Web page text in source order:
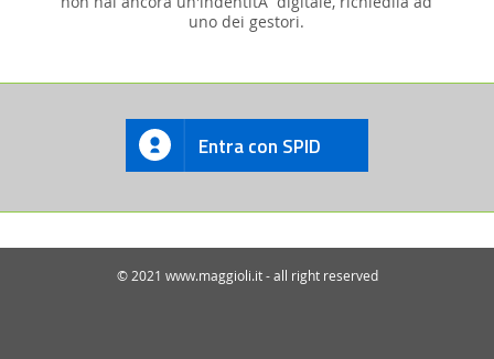
uno dei gestori.
Entra con SPID
© 2021 www.maggioli.it - all right reserved